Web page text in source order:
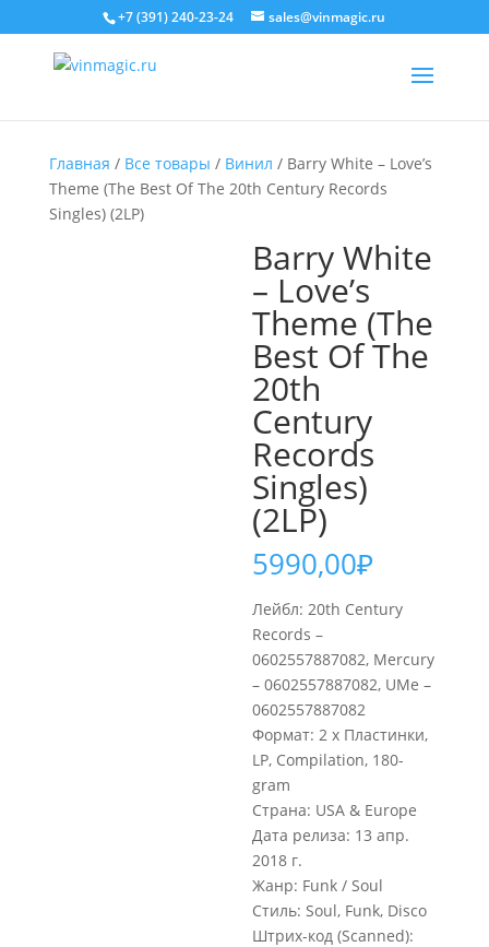
+7 (391) 240-23-24 sales@vinmagic.ru
Главная / Все товары / Винил / Barry White – Love’s
Theme (The Best Of The 20th Century Records
Singles) (2LP)
Barry White
– Love’s
Theme (The
Best Of The
20th
Century
Records
Singles)
(2LP)
5990,00₽
Лейбл: 20th Century
Records –
0602557887082, Mercury
– 0602557887082, UMe –
0602557887082
Формат: 2 x Пластинки,
LP, Compilation, 180-
gram
Страна: USA & Europe
Дата релиза: 13 апр.
2018 г.
Жанр: Funk / Soul
Стиль: Soul, Funk, Disco
Штрих-код (Scanned):